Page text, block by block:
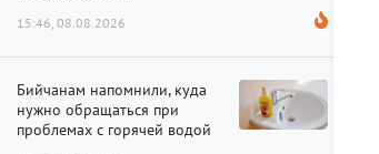
15:46, 08.08.2026
Бийчанам напомнили, куда
нужно обращаться при
проблемах с горячей водой